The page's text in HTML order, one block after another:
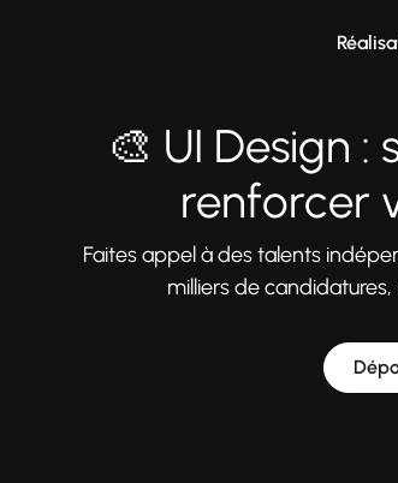
🎨 UI Design
renforcer
Faites appel à des talents
milliers de